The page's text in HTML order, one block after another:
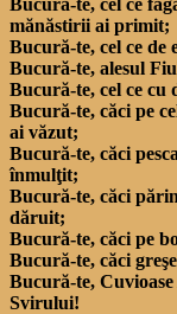
mănăstirii ai primit;
Bucură-te, cel ce de
Bucură-te, alesul
Bucură-te, cel ce
Bucură-te, căci pe
ai văzut;
Bucură-te, căci
înmulţit;
Bucură-te, căci
dăruit;
Bucură-te, căci pe
Bucură-te, căci
Bucură-te,
Svirului!